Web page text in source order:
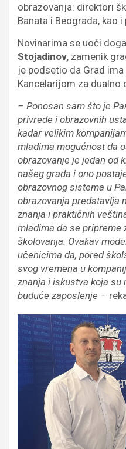
obrazovanja: direktori
Banata i Beograda, kao
Novinarima se uoči
Stojadinov, zamenik
je podsetio da Grad
Kancelarijom za dualno
– Ponosan sam što je
privrede i obrazovnih
kadar velikim
mladima mogućnost da
obrazovanje je jedan od
našeg grada i ono
obrazovnog sistema u
obrazovanja predstavlja
znanja i praktičnih
mladima da se pripreme
školovanja. Ovakav
učenicima da, pored
svog vremena u
znanja i iskustva koja su
buduće zaposlenje –